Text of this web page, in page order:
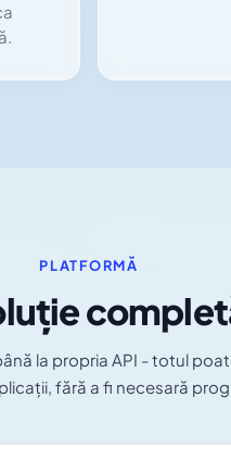
PLATFORMĂ
la propria API - totul
fără a fi necesară